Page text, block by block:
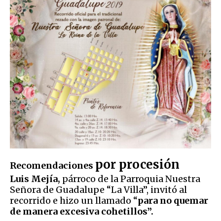
Recomendaciones por procesión
Luis Mejía, párroco de la Parroquia Nuestra
Señora de Guadalupe “La Villa”, invitó al
recorrido e hizo un llamado “para no quemar
de manera excesiva cohetillos”.